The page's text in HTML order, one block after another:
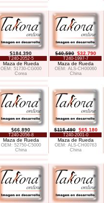
$184.390
T240-2052-5
Maza de Rueda
OEM: 51730-CG000
Corea
$40.590 $32.790
T240-1997-7
Maza de Rueda
OEM: ALS-CH00060
China
$66.890
T240-2056-8
Maza de Rueda
OEM: 52750-C5000
China
$115.490 $65.180
T240-2001-0
Maza de Rueda
OEM: ALS-CH00763
China